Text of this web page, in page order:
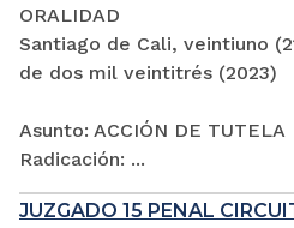
ORALIDAD
Santiago de Cali, veintiuno
de dos mil veintitrés (2023)
Asunto: ACCIÓN DE TUTELA
Radicación: ...
JUZGADO 15 PENAL